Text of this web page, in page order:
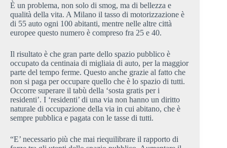
È un problema, non solo di smog, ma di bellezza e
qualità della vita. A Milano il tasso di motorizzazione è
di 55 auto ogni 100 abitanti, mentre nelle altre città
europee questo numero è compreso fra 25 e 40.
Il risultato è che gran parte dello spazio pubblico è
occupato da centinaia di migliaia di auto, per la maggior
parte del tempo ferme. Questo anche grazie al fatto che
non si paga per occupare quello che è lo spazio di tutti.
Occorre superare il tabù della ‘sosta gratis per i
residenti’. I ‘residenti’ di una via non hanno un diritto
naturale di occupazione della via in cui abitano, che è
sempre pubblica e pagata con le tasse di tutti.
“E’ necessario più che mai riequilibrare il rapporto di